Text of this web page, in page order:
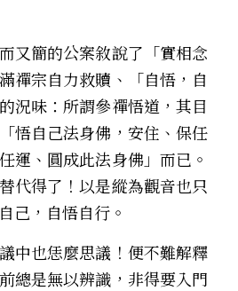
簡的公案敘說了「實相念
禪宗自力救贖、「自悟，自
況味：所謂參禪悟道，其目
悟自己法身佛，安住、保任
運、圓成此法身佛」而已。
代得了！以是縱為觀音也只
己，自悟自行。
也恁麼思議！便不難解釋
總是無以辨識，非得要入門